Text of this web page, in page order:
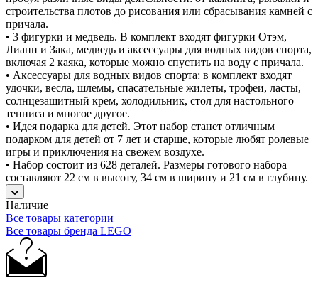
строительства плотов до рисования или сбрасывания камней с
причала.
• 3 фигурки и медведь. В комплект входят фигурки Отэм,
Лианн и Зака, медведь и аксессуары для водных видов спорта,
включая 2 каяка, которые можно спустить на воду с причала.
• Аксессуары для водных видов спорта: в комплект входят
удочки, весла, шлемы, спасательные жилеты, трофеи, ласты,
солнцезащитный крем, холодильник, стол для настольного
тенниса и многое другое.
• Идея подарка для детей. Этот набор станет отличным
подарком для детей от 7 лет и старше, которые любят ролевые
игры и приключения на свежем воздухе.
• Набор состоит из 628 деталей. Размеры готового набора
составляют 22 см в высоту, 34 см в ширину и 21 см в глубину.
Наличие
Все товары категории
Все товары бренда LEGO